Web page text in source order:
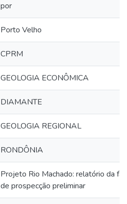
por
Porto Velho
CPRM
GEOLOGIA ECONÔMICA
DIAMANTE
GEOLOGIA REGIONAL
RONDÔNIA
Projeto Rio Machado: relatório da
de prospecção preliminar